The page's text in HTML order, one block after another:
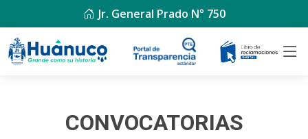
Jr. General Prado N° 750
CONVOCATORIAS